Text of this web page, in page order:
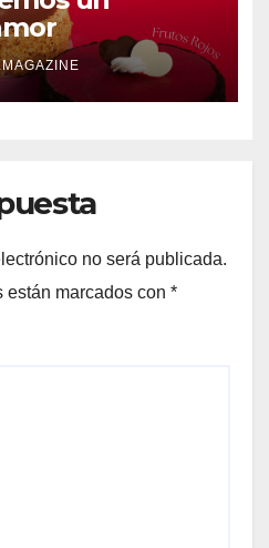
no será publicada.
están marcados con *